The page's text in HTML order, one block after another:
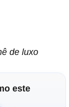
de luxo
este